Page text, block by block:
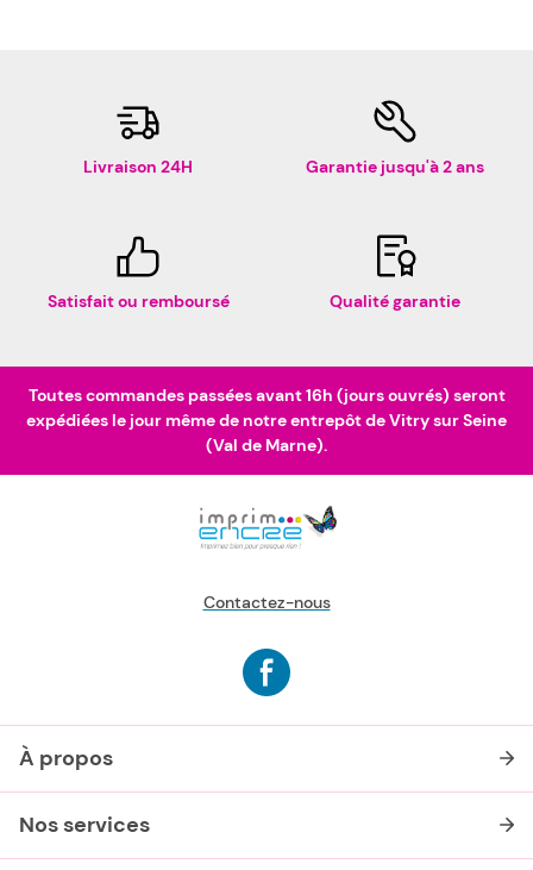
Livraison 24H Garantie jusqu'à 2 ans
Satisfait ou remboursé Qualité garantie
Toutes commandes passées avant 16h (jours ouvrés) seront
expédiées le jour même de notre entrepôt de Vitry sur Seine
(Val de Marne).
Contactez-nous
À propos
Nos services